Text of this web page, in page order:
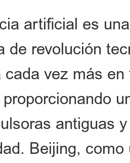
artificial es
de revolución
vez más
antiguas
Beijing,